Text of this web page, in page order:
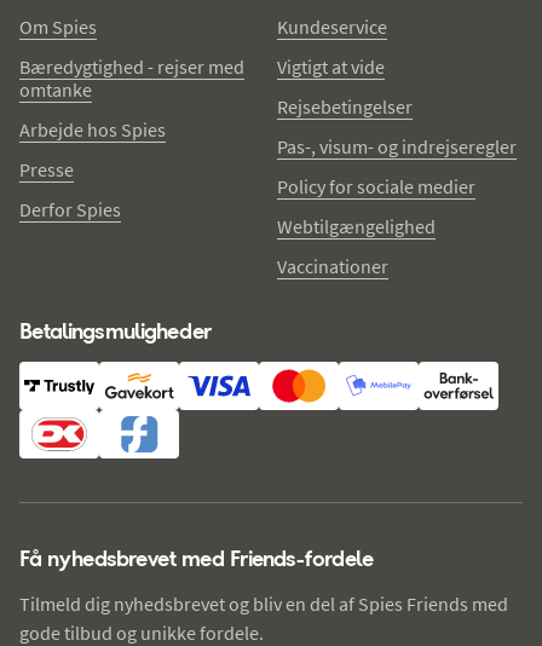
Om Spies
Bæredygtighed - rejser med
omtanke
Arbejde hos Spies
Presse
Derfor Spies
Kundeservice
Vigtigt at vide
Rejsebetingelser
Pas-, visum- og indrejseregler
Policy for sociale medier
Webtilgængelighed
Vaccinationer
Betalingsmuligheder
Få nyhedsbrevet med Friends-fordele
Tilmeld dig nyhedsbrevet og bliv en del af Spies Friends med
gode tilbud og unikke fordele.